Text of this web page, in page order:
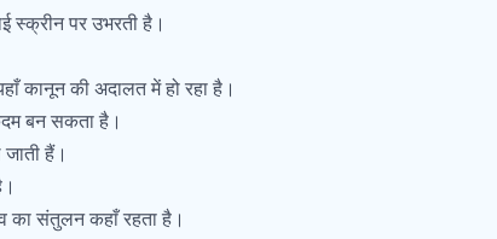
स्क्रीन पर उभरती है।
कानून की अदालत में हो रहा है।
बन सकता है।
हैं।
का संतुलन कहाँ रहता है।